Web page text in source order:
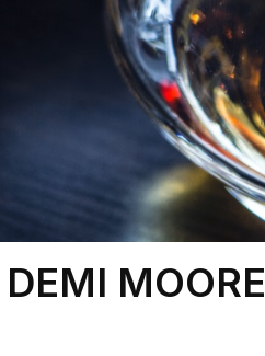
MOORE